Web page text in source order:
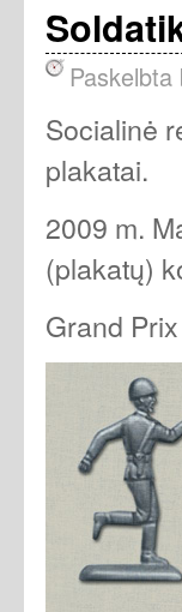
Socialinė
plakatai.
2009 m.
(plakatų)
Grand